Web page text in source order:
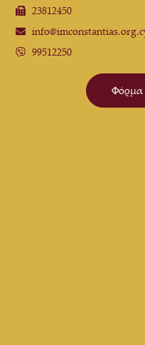
23812450
99512250
Φόρμα